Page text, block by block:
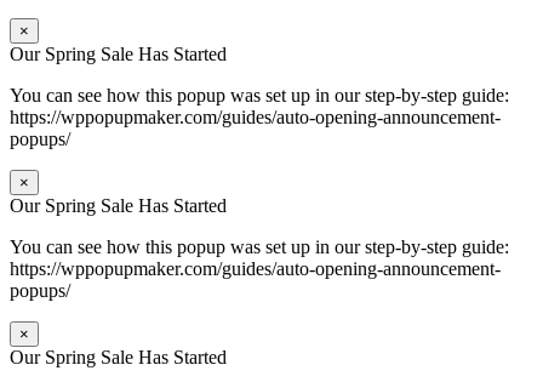
×
Our Spring Sale Has Started
You can see how this popup was set up in our step-by-step guide:
https://wppopupmaker.com/guides/auto-opening-announcement-
popups/
×
Our Spring Sale Has Started
You can see how this popup was set up in our step-by-step guide:
https://wppopupmaker.com/guides/auto-opening-announcement-
popups/
×
Our Spring Sale Has Started